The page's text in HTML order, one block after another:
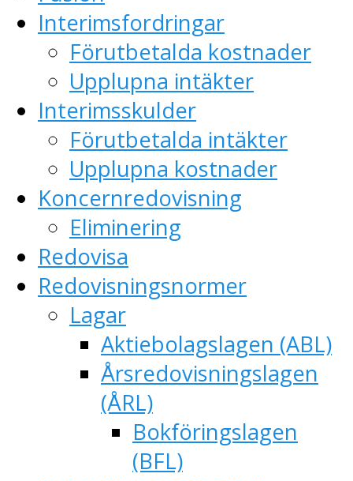
Interimsfordringar
Förutbetalda kostnader
Upplupna intäkter
Interimsskulder
Förutbetalda intäkter
Upplupna kostnader
Koncernredovisning
Eliminering
Redovisa
Redovisningsnormer
Lagar
Aktiebolagslagen (ABL)
Årsredovisningslagen
(ÅRL)
Bokföringslagen
(BFL)